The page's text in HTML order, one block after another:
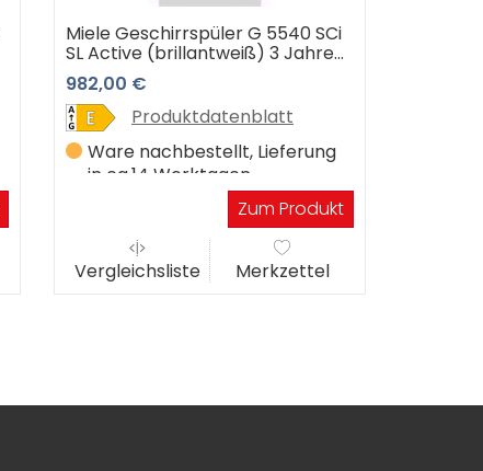
Miele Geschirrspüler G 5540 SCi
SL Active (brillantweiß) 3 Jahre
Premiumshop Garantie
982,00 €
Produktdatenblatt
Ware nachbestellt, Lieferung
in ca.14 Werktagen
Zum Produkt
Vergleichsliste Merkzettel